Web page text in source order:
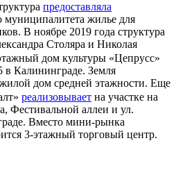
предоставляла
муниципалитета жилье для
В ноябре 2019 года структура
Столяра и Николая
дом культуры «Цепрусс»
в Калининграде. Земля
жилой дом средней этажности. Еще
реализовывает на участке на
Фестивальной аллеи и ул.
Вместо мини-рынка
3-этажный торговый центр.